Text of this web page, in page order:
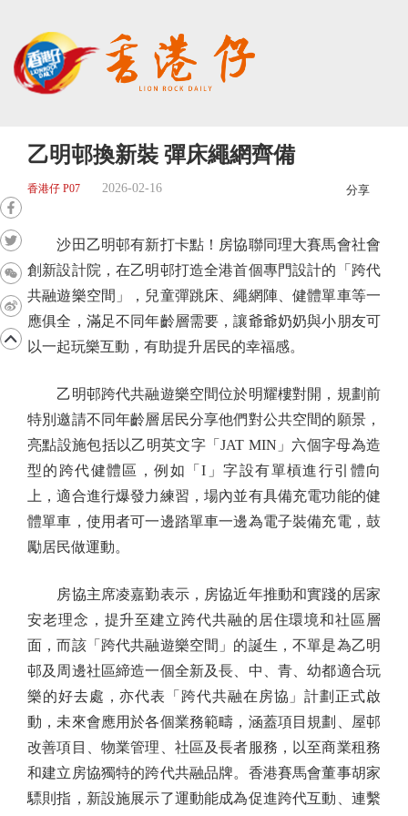
乙明邨換新裝 彈床繩網齊備
香港仔 P07 2026-02-16 分享
沙田乙明邨有新打卡點！房協聯同理大賽馬會社會
創新設計院，在乙明邨打造全港首個專門設計的「跨代
共融遊樂空間」，兒童彈跳床、繩網陣、健體單車等一
應俱全，滿足不同年齡層需要，讓爺爺奶奶與小朋友可
以一起玩樂互動，有助提升居民的幸福感。
乙明邨跨代共融遊樂空間位於明耀樓對開，規劃前
特別邀請不同年齡層居民分享他們對公共空間的願景，
亮點設施包括以乙明英文字「JAT MIN」六個字母為造
型的跨代健體區，例如「I」字設有單槓進行引體向
上，適合進行爆發力練習，場內並有具備充電功能的健
體單車，使用者可一邊踏單車一邊為電子裝備充電，鼓
勵居民做運動。
房協主席凌嘉勤表示，房協近年推動和實踐的居家
安老理念，提升至建立跨代共融的居住環境和社區層
面，而該「跨代共融遊樂空間」的誕生，不單是為乙明
邨及周邊社區締造一個全新及長、中、青、幼都適合玩
樂的好去處，亦代表「跨代共融在房協」計劃正式啟
動，未來會應用於各個業務範疇，涵蓋項目規劃、屋邨
改善項目、物業管理、社區及長者服務，以至商業租務
和建立房協獨特的跨代共融品牌。香港賽馬會董事胡家
驃則指，新設施展示了運動能成為促進跨代互動、連繫